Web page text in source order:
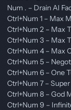
Num . – Drain AI
Ctrl+Num 1 – Max
Ctrl+Num 2 – Max
Ctrl+Num 3 – Max
Ctrl+Num 4 – Max
Ctrl+Num 5 –
Ctrl+Num 6 – One
Ctrl+Num 7 –
Ctrl+Num 8 – God
Ctrl+Num 9 –